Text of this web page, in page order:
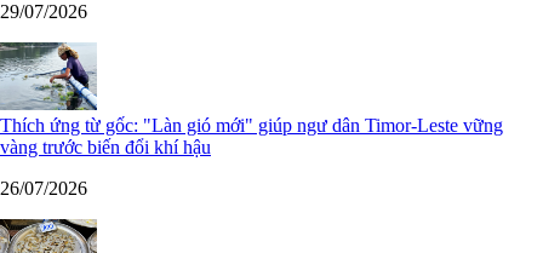
29/07/2026
Thích ứng từ gốc: "Làn gió mới" giúp ngư dân Timor-Leste vững
vàng trước biến đổi khí hậu
26/07/2026